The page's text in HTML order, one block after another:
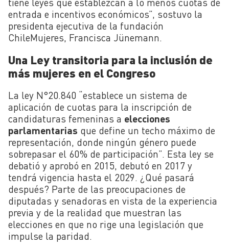
entrada e incentivos económicos”, sostuvo la
presidenta ejecutiva de la fundación
ChileMujeres, Francisca Jünemann.
Una Ley transitoria para la inclusión de
más mujeres en el Congreso
La ley N°20.840 “establece un sistema de
aplicación de cuotas para la inscripción de
candidaturas femeninas a elecciones
parlamentarias que define un techo máximo de
representación, donde ningún género puede
sobrepasar el 60% de participación”. Esta ley se
debatió y aprobó en 2015, debutó en 2017 y
tendrá vigencia hasta el 2029. ¿Qué pasará
después? Parte de las preocupaciones de
diputadas y senadoras en vista de la experiencia
previa y de la realidad que muestran las
elecciones en que no rige una legislación que
impulse la paridad.